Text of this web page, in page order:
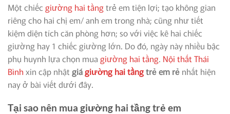
Một chiếc giường hai tầngtrẻ em tiện lợi; tạo không gian
riêng cho hai chị em/ anh em trong nhà; cũng như tiết
kiệm diện tích căn phòng hơn; so với việc kê hai chiếc
giường hay 1 chiếc giường lớn. Do đó, ngày này nhiều bậc
phụ huynh lựa chọn mua giường hai tầng. Nội thất Thái
Bình xin cập nhật giágiường hai tầngtrẻ em rẻ nhất hiện
nay ở bài viết dưới đây.
Tại sao nên mua giường hai tầng trẻ em